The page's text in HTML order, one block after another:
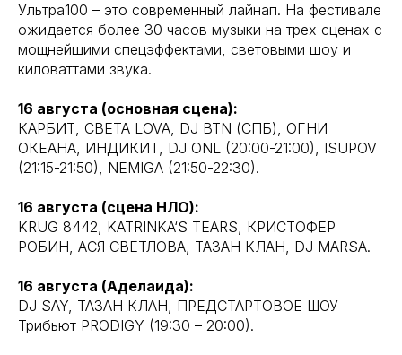
Ультра100 – это современный лайнап. На фестивале
ожидается более 30 часов музыки на трех сценах с
мощнейшими спецэффектами, световыми шоу и
киловаттами звука.
16 августа (основная сцена):
КАРБИТ, СВЕТА LOVA, DJ BTN (СПБ), ОГНИ
ОКЕАНА, ИНДИКИТ, DJ ONL (20:00-21:00), ISUPOV
(21:15-21:50), NEMIGA (21:50-22:30).
16 августа (сцена НЛО):
KRUG 8442, KATRINKA‘S TEARS, КРИСТОФЕР
РОБИН, АСЯ СВЕТЛОВА, ТАЗАН КЛАН, DJ MARSA.
16 августа (Аделаида):
DJ SAY, ТАЗАН КЛАН, ПРЕДСТАРТОВОЕ ШОУ
Трибьют PRODIGY (19:30 – 20:00).